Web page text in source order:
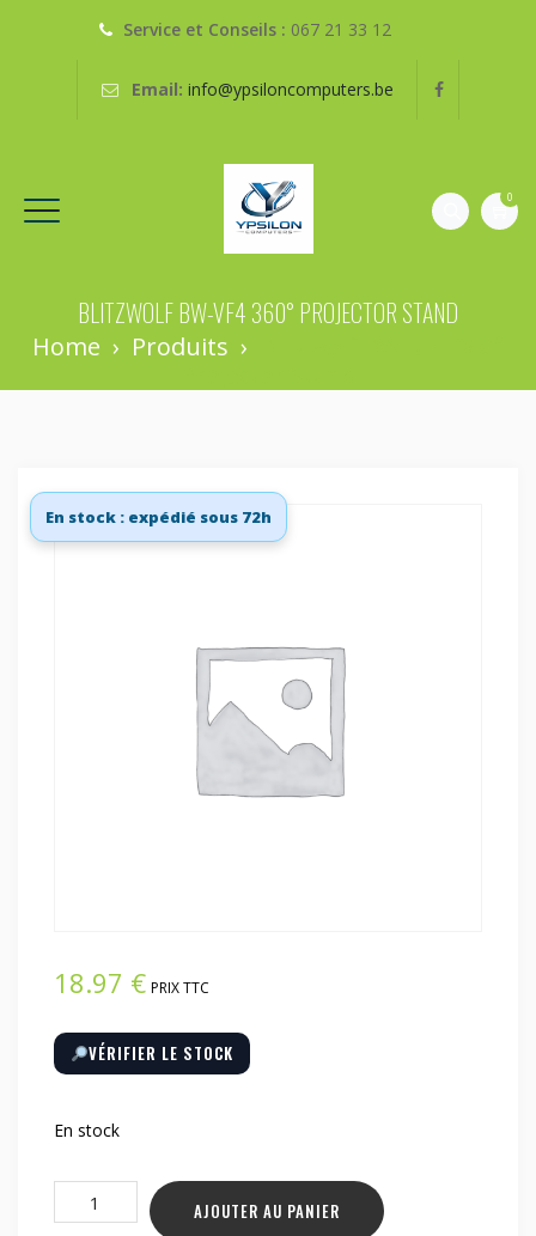
Service et Conseils : 067 21 33 12
Email: info@ypsiloncomputers.be
0
BLITZWOLF BW-VF4 360° PROJECTOR STAND
Home › Produits ›
En stock : expédié sous 72h
18.97 € PRIX TTC
VÉRIFIER LE STOCK
En stock
quantité
de
AJOUTER AU PANIER